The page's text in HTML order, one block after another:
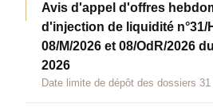
Avis d'appel d'offres
d'injection de liquidité n°31/
08/M/2026 et 08/OdR/2026
2026
Date limite de dépôt des dossiers